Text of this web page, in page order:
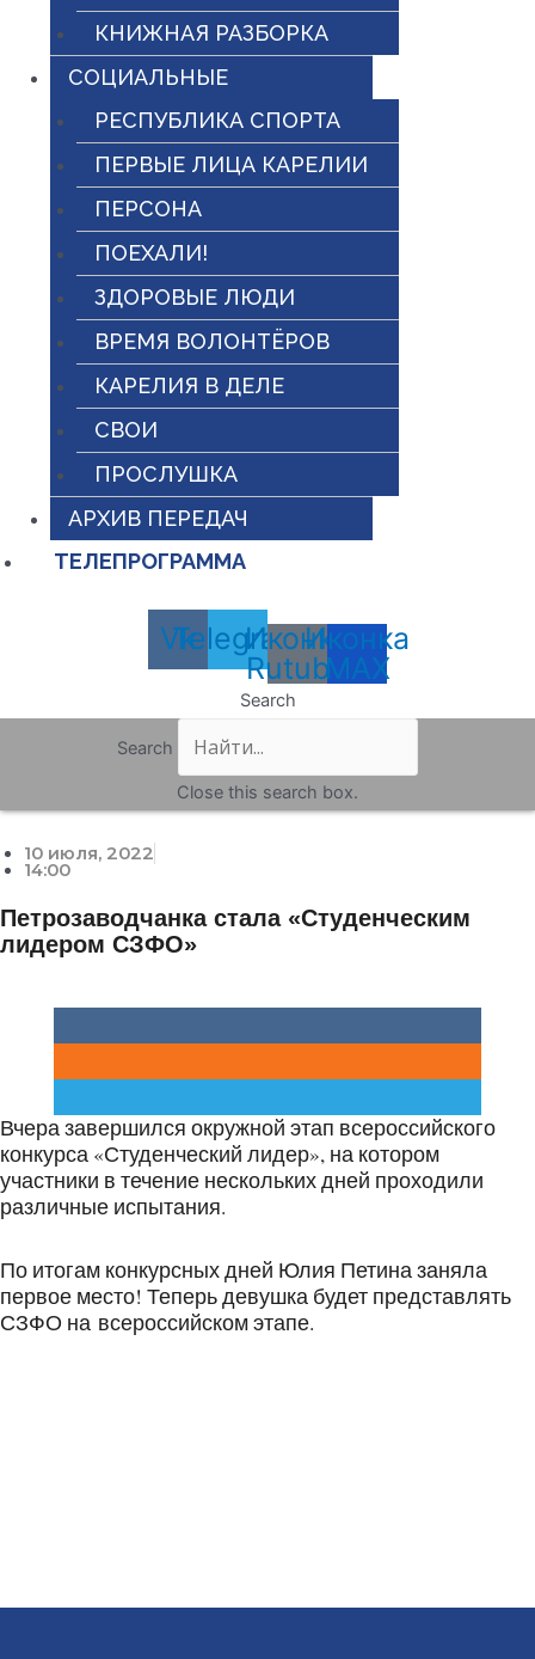
КНИЖНАЯ РАЗБОРКА
СОЦИАЛЬНЫЕ
РЕСПУБЛИКА СПОРТА
ПЕРВЫЕ ЛИЦА КАРЕЛИИ
ПЕРСОНА
ПОЕХАЛИ!
ЗДОРОВЫЕ ЛЮДИ
ВРЕМЯ ВОЛОНТЁРОВ
КАРЕЛИЯ В ДЕЛЕ
СВОИ
ПРОСЛУШКА
АРХИВ ПЕРЕДАЧ
ТЕЛЕПРОГРАММА
Vk
Telegram
Иконка
Rutube
Иконка
MAX
Search
Search
Close this search box.
10 июля, 2022
14:00
Петрозаводчанка стала «Студенческим
лидером СЗФО»
Вчера завершился окружной этап всероссийского
конкурса «Студенческий лидер», на котором
участники в течение нескольких дней проходили
различные испытания.
По итогам конкурсных дней Юлия Петина заняла
первое место! Теперь девушка будет представлять
СЗФО на всероссийском этапе.